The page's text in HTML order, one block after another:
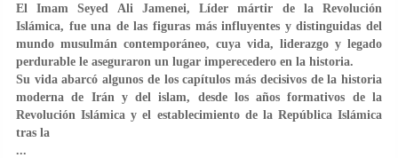
El Imam Seyed Ali Jamenei, Líder mártir de la Revolución
Islámica, fue una de las figuras más influyentes y distinguidas del
mundo musulmán contemporáneo, cuya vida, liderazgo y legado
perdurable le aseguraron un lugar imperecedero en la historia.
Su vida abarcó algunos de los capítulos más decisivos de la historia
moderna de Irán y del islam, desde los años formativos de la
Revolución Islámica y el establecimiento de la República Islámica
tras la
...